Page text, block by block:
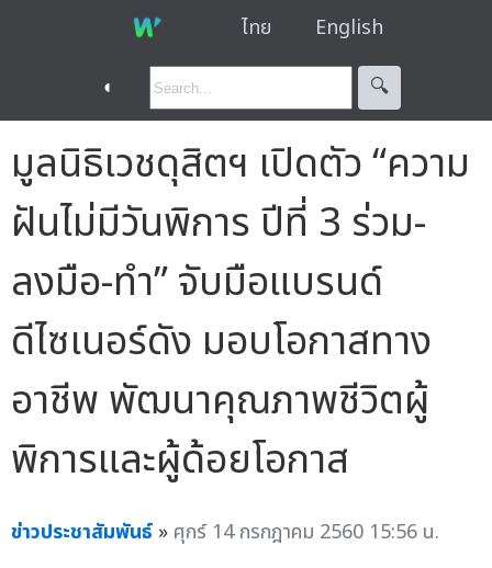
ไทย English
◐ 🔍︎
มูลนิธิเวชดุสิตฯ เปิดตัว “ความ
ฝันไม่มีวันพิการ ปีที่ 3 ร่วม-
ลงมือ-ทำ” จับมือแบรนด์
ดีไซเนอร์ดัง มอบโอกาสทาง
อาชีพ พัฒนาคุณภาพชีวิตผู้
พิการและผู้ด้อยโอกาส
ข่าวประชาสัมพันธ์ » ศุกร์ 14 กรกฎาคม 2560 15:56 น.